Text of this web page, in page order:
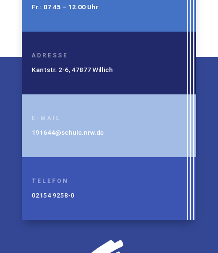
Fr.: 07.45 – 12.00 Uhr
ADRESSE
Kantstr. 2-6, 47877 Willich
E-MAIL
191644@schule.nrw.de
TELEFON
02154 9258-0